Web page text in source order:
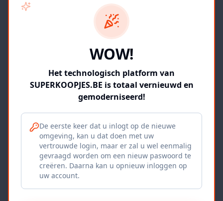
SUPERKOOPJES.BE
Geverifieerd
Iepers Kwartier
Ieper, BE
WOW!
Het technologisch platform van
SUPERKOOPJES.BE is totaal vernieuwd en
gemoderniseerd!
De eerste keer dat u inlogt op de nieuwe
omgeving, kan u dat doen met uw
vertrouwde login, maar er zal u wel eenmalig
gevraagd worden om een nieuw paswoord te
creëren. Daarna kan u opnieuw inloggen op
uw account.